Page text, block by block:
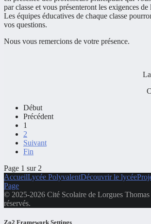
par classe et vous présenteront les exigences de
Les équipes éducatives de chaque classe
vos questions.
Nous vous remercions de votre présence.
Début
Précédent
1
2
Suivant
Fin
Page 1 sur 2
AccueilLycée PolyvalentDécouvrir le lycée
Page
© 2025-2026 Cité Scolaire de Lorgues
réservés.
Zo2 Framework Settings